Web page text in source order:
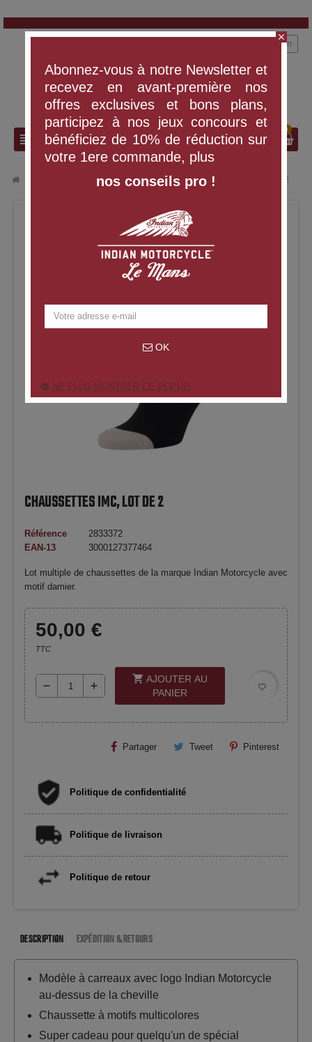
view_headline search
Connexion
0
VÊTEMENTS ET ÉQUIPEMENT chevron_right CHAUSSETTES IMC, LOT DE 2
CHAUSSETTES IMC, LOT DE 2
Référence
2833372
EAN-13
3000127377464
Lot multiple de chaussettes de la marque Indian Motorcycle avec
motif damier.
50,00 €
TTC
remove add
shopping_cart AJOUTER AU
PANIER
favorite_border
Partager Tweet Pinterest
Politique de confidentialité
Politique de livraison
Politique de retour
DESCRIPTION EXPÉDITION & RETOURS
Modèle à carreaux avec logo Indian Motorcycle
au-dessus de la cheville
Chaussette à motifs multicolores
Super cadeau pour quelqu'un de spécial
close
Abonnez-vous à notre Newsletter et
recevez en avant-première nos
offres exclusives et bons plans,
participez à nos jeux concours et
bénéficiez de 10% de réduction sur
votre 1ere commande, plus
nos conseils pro !
OK
NE PLUS MONTRER CE POPUP.